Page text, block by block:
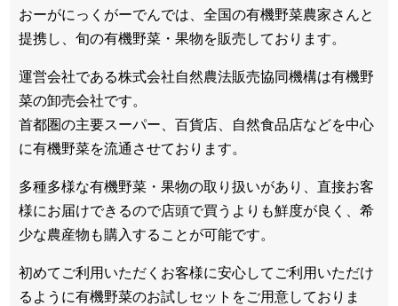
おーがにっくがーでんでは、全国の有機野菜農家さんと
提携し、旬の有機野菜・果物を販売しております。
運営会社である株式会社自然農法販売協同機構は有機野
菜の卸売会社です。
首都圏の主要スーパー、百貨店、自然食品店などを中心
に有機野菜を流通させております。
多種多様な有機野菜・果物の取り扱いがあり、直接お客
様にお届けできるので店頭で買うよりも鮮度が良く、希
少な農産物も購入することが可能です。
初めてご利用いただくお客様に安心してご利用いただけ
るように有機野菜のお試しセットをご用意しておりま